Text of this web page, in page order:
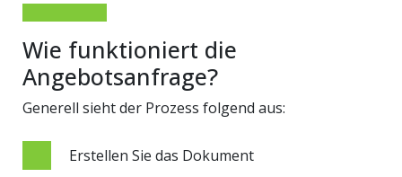
Wie funktioniert die
Angebotsanfrage?
Generell sieht der Prozess folgend aus:
Erstellen Sie das Dokument